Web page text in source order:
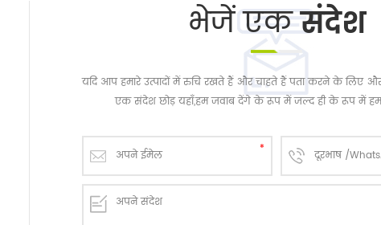
भेजें एकसंदेश
यदि आप हमारे उत्पादों में रुचि रखते हैं और चाहते हैं पता करने के लिए
एक संदेश छोड़ यहाँ,हम जवाब देंगे के रूप में जल्द ही के रूप में